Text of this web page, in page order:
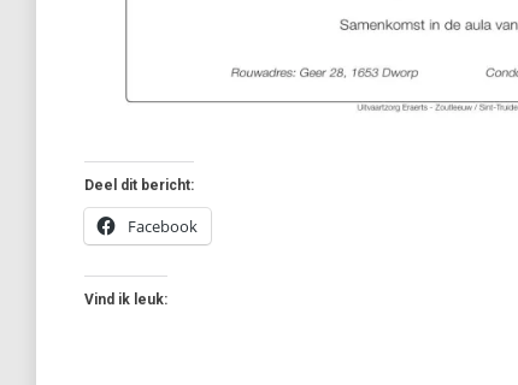
Deel dit bericht:
Facebook
Vind ik leuk: